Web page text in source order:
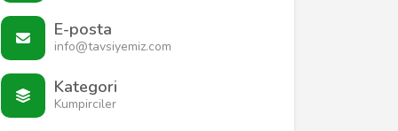
E-posta
info@tavsiyemiz.com
Kategori
Kumpirciler